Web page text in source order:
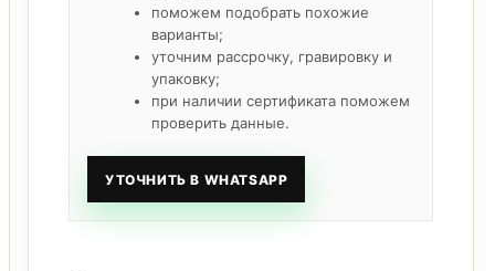
поможем подобрать похожие
варианты;
уточним рассрочку, гравировку и
упаковку;
при наличии сертификата поможем
проверить данные.
УТОЧНИТЬ В WHATSAPP